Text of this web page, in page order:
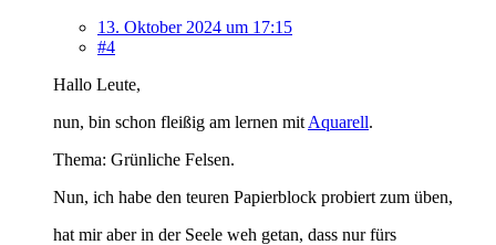
13. Oktober 2024 um 17:15
#4
Hallo Leute,
nun, bin schon fleißig am lernen mit Aquarell.
Thema: Grünliche Felsen.
Nun, ich habe den teuren Papierblock probiert zum üben,
hat mir aber in der Seele weh getan, dass nur fürs